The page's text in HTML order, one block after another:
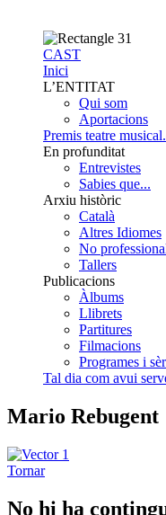
CAST
Inici
L’ENTITAT
Qui som
Aportacions
Premis teatre
En profunditat
Entrevistes
Sabies que...
Arxiu històric
Català
Altres Idiomes
No
Tallers
Publicacions
Àlbums
Llibrets
Partitures
Filmacions
Programes i
Tal dia com avui
Mario Rebugent
Tornar
No hi ha